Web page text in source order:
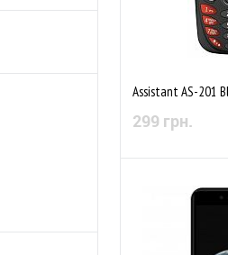
Assistant AS-201
299 грн.
Немає